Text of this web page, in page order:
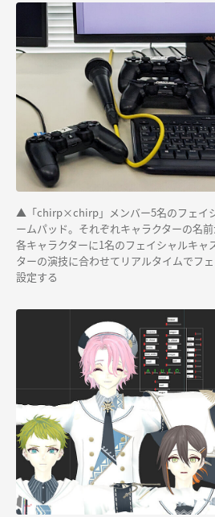
▲「chirp×chirp」メンバー5名のフェイ
ームパッド。それぞれキャラクターの名前
各キャラクターに1名のフェイシャルキャ
ターの演技に合わせてリアルタイムでフ
設定する